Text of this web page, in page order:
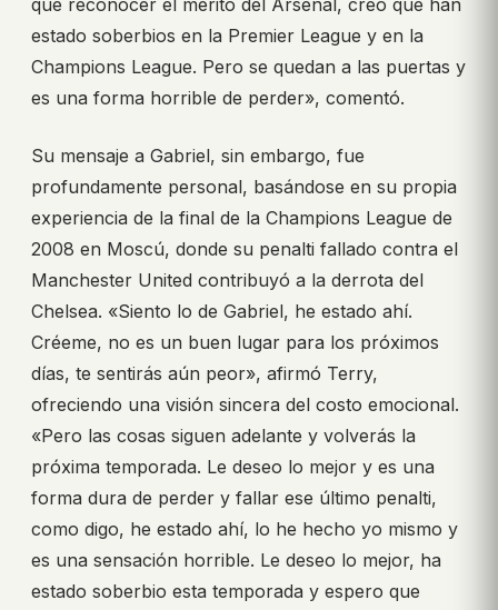
que reconocer el mérito del Arsenal, creo que han
estado soberbios en la Premier League y en la
Champions League. Pero se quedan a las puertas y
es una forma horrible de perder», comentó.
Su mensaje a Gabriel, sin embargo, fue
profundamente personal, basándose en su propia
experiencia de la final de la Champions League de
2008 en Moscú, donde su penalti fallado contra el
Manchester United contribuyó a la derrota del
Chelsea. «Siento lo de Gabriel, he estado ahí.
Créeme, no es un buen lugar para los próximos
días, te sentirás aún peor», afirmó Terry,
ofreciendo una visión sincera del costo emocional.
«Pero las cosas siguen adelante y volverás la
próxima temporada. Le deseo lo mejor y es una
forma dura de perder y fallar ese último penalti,
como digo, he estado ahí, lo he hecho yo mismo y
es una sensación horrible. Le deseo lo mejor, ha
estado soberbio esta temporada y espero que